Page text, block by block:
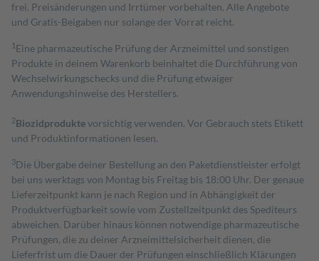
frei. Preisänderungen und Irrtümer vorbehalten. Alle Angebote
und Gratis-Beigaben nur solange der Vorrat reicht.
1 Eine pharmazeutische Prüfung der Arzneimittel und sonstigen
Produkte in deinem Warenkorb beinhaltet die Durchführung von
Wechselwirkungschecks und die Prüfung etwaiger
Anwendungshinweise des Herstellers.
2Biozidproduktevorsichtig verwenden. Vor Gebrauch stets Etikett
und Produktinformationen lesen.
3Die Übergabe deiner Bestellung an den Paketdienstleister erfolgt
bei uns werktags von Montag bis Freitag bis 18:00 Uhr. Der genaue
Lieferzeitpunkt kann je nach Region und in Abhängigkeit der
Produktverfügbarkeit sowie vom Zustellzeitpunkt des Spediteurs
abweichen. Darüber hinaus können notwendige pharmazeutische
Prüfungen, die zu deiner Arzneimittelsicherheit dienen, die
Lieferfrist um die Dauer der Prüfungen einschließlich Klärungen